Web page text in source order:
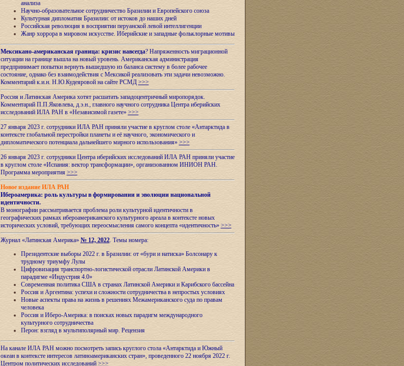
анализа
Научно-образовательное сотрудничество Бразилии и Европейского союза
Культурная дипломатия Бразилии: от истоков до наших дней
Российская революция в восприятии перуанской левой интеллигенции
Жанр хоррора в мировом искусстве. Иберийские и западные фольклорные мотивы
Мексикано-американская граница: кризис навсегда? Напряженность миграционной
ситуации на границе вышла на новый уровень. Американская администрация
предпринимает попытки вернуть вышедшую из баланса систему в более рабочее
состояние, однако без взаимодействия с Мексикой реализовать эти задачи невозможно.
Комментарий к.и.н. Н.Ю.Кудеяровой на сайте РСМД >>>
Россия и Латинская Америка хотят расшатать западоцентричный миропорядок.
Комментарий П.П.Яковлева, д.э.н., главного научного сотрудника Центра иберийских
исследований ИЛА РАН в «Независимой газете» >>>
27 января 2023 г. сотрудники ИЛА РАН приняли участие в круглом столе «Антарктида в
контексте глобальной перестройки планеты и её научного, экономического и
дипломатического потенциала дальнейшего мирного использования» >>>
26 января 2023 г. сотрудники Центра иберийских исследований ИЛА РАН приняли участие
в круглом столе «Испания: вектор трансформации», организованном ИНИОН РАН.
Программа мероприятия>>>
Новое издание ИЛА РАН
Ибероамерика: роль культуры в формировании и эволюции национальной
идентичности.
В монографии рассматривается проблема роли культурной идентичности в
географических рамках ибероамериканского культурного ареала в контексте новых
исторических условий, требующих переосмысления самого концепта «идентичность» >>>
Журнал «Латинская Америка» № 12, 2022. Темы номера:
Президентские выборы 2022 г. в Бразилии: от «бури и натиска» Болсонару к
трудному триумфу Лулы
Цифровизация транспортно-логистической отрасли Латинской Америки в
парадигме «Индустрия 4.0»
Современная политика США в странах Латинской Америки и Карибского бассейна
Россия и Аргентина: успехи и сложности сотрудничества в непростых условиях
Новые аспекты права на жизнь в решениях Межамериканского суда по правам
человека
Россия и Иберо-Америка: в поисках новых парадигм международного
культурного сотрудничества
Перон: взгляд в мультиполярный мир. Рецензия
На канале ИЛА РАН можно посмотреть запись круглого стола «Антарктида и Южный
океан в контексте интересов латиноамериканских стран», проведенного 22 ноября 2022 г.
Центром политических исследований >>>